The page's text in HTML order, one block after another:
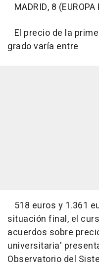
MADRID, 8 (EUROPA
El precio de la
grado varía entre
518 euros y 1.361
situación final, el
acuerdos sobre
universitaria'
Observatorio del